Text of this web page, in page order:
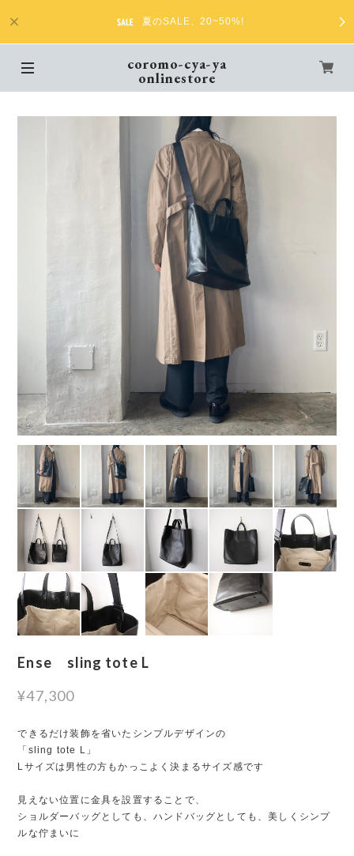
夏のSALE、20~50%!
coromo-cya-ya
onlinestore
Ense sling tote L
¥47,300
できるだけ装飾を省いたシンプルデザインの
「sling tote L」
Lサイズは男性の方もかっこよく決まるサイズ感です
見えない位置に金具を設置することで、
ショルダーバッグとしても、ハンドバッグとしても、美しくシンプ
ルな佇まいに